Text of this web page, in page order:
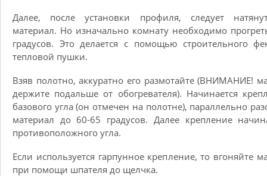
Далее, после установки профиля, следует
материал. Но изначально комнату необходимо
градусов. Это делается с помощью строительного
тепловой пушки.
Взяв полотно, аккуратно его размотайте (ВНИМАНИЕ!
держите подальше от обогревателя). Начинается
базового угла (он отмечен на полотне), параллельно
материал до 60-65 градусов. Далее крепление
противоположного угла.
Если используется гарпунное крепление, то вгоняйте
при помощи шпателя до щелчка.